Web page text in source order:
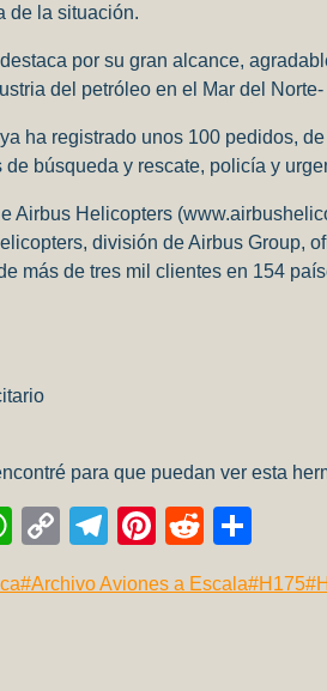
de la situación.
por su gran alcance,
del petróleo en el Mar del
ha registrado unos 100 pedidos,
de búsqueda y rescate, policía y
Airbus Helicopters
división de Airbus Group,
más de tres mil clientes en 154
para que puedan ver esta
W
at
C
p
T
e
Pi
er
R
d
m
#Archivo Aviones a Escala#H175#